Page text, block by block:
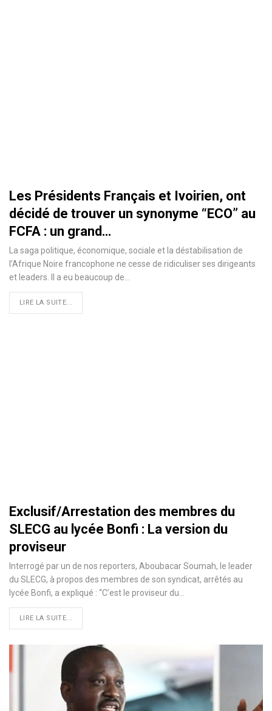
Les Présidents Français et Ivoirien, ont
décidé de trouver un synonyme “ECO” au
FCFA : un grand…
La saga politique, économique, sociale et la déstabilisation de
l’Afrique Noire francophone ne cesse de ridiculiser ses dirigeants
et leaders. Il a eu beaucoup de
LIRE LA SUITE...
Exclusif/Arrestation des membres du
SLECG au lycée Bonfi : La version du
proviseur
Interrogé par un de nos reporters, Aboubacar Soumah, le leader
du SLECG, à propos des membres de son syndicat, arrêtés au
lycée Bonfi, a expliqué : ‘‘C’est le proviseur du
LIRE LA SUITE...